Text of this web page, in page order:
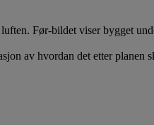
Før-bildet viser bygget
av hvordan det etter